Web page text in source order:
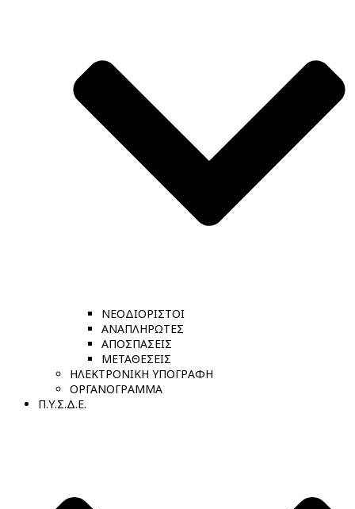
ΝΕΟΔΙΟΡΙΣΤΟΙ
ΑΝΑΠΛΗΡΩΤΕΣ
ΑΠΟΣΠΑΣΕΙΣ
ΜΕΤΑΘΕΣΕΙΣ
ΗΛΕΚΤΡΟΝΙΚΗ ΥΠΟΓΡΑΦΗ
ΟΡΓΑΝΟΓΡΑΜΜΑ
Π.Υ.Σ.Δ.Ε.